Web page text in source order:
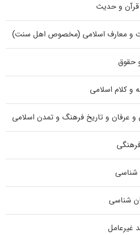
قرآن و حدیث
و معارف اسلامی (مخصوص اهل سنت)
حقوق
و کلام اسلامی
و عرفان و تاریخ فرهنگ و تمدن اسلامی
شناسی
شناسی
غیرعامل